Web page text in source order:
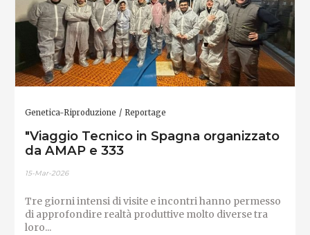
Genetica-Riproduzione Reportage
"Viaggio Tecnico in Spagna organizzato
da AMAP e 333
15-Mar-2026
Tre giorni intensi di visite e incontri hanno permesso
di approfondire realtà produttive molto diverse tra
loro...